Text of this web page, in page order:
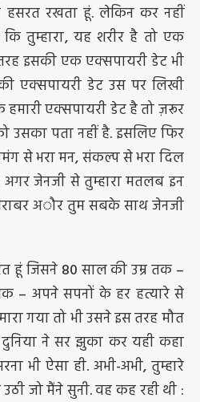
रखता हूं. लेकिन कर नहीं
तुम्हारा, यह शरीर है तो एक
इसकी एक एक्सपायरी डेट भी
एक्सपायरी डेट उस पर लिखी
एक्सपायरी डेट है तो ज़रूर
उसका पता नहीं है. इसलिए फिर
से भरा मन, संकल्प से भरा दिल
जेनजी से तुम्हारा मतलब इन
अौर तुम सबके साथ जेनजी
हूं जिसने 80 साल की उम्र तक –
– अपने सपनों के हर हत्यारे से
गया तो भी उसने इस तरह मौत
ने सर झुका कर यही कहा
भी ऐसा ही. अभी-अभी, तुम्हारे
जो मैंने सुनी. वह कह रही थी :